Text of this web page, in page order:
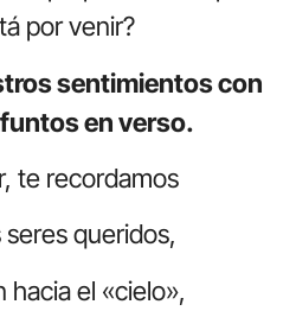
por venir?
sentimientos con
en verso.
te recordamos
queridos,
hacia el «cielo»,